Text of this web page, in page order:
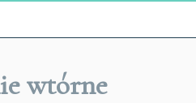
wtórne